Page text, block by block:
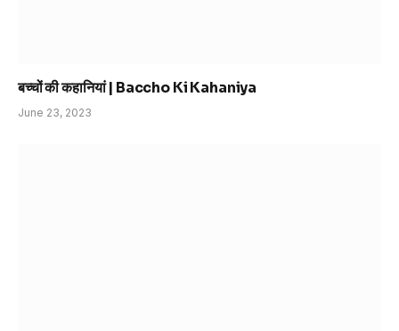
बच्चों की कहानियां | Baccho Ki Kahaniya
June 23, 2023